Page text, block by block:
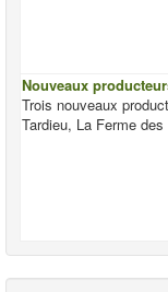
Nouveaux
Trois nouveaux
Tardieu, La Ferme